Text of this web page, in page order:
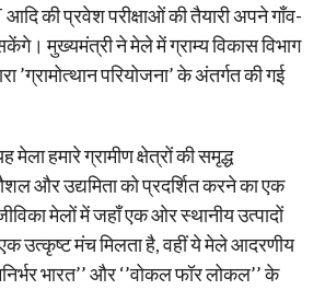
की प्रवेश परीक्षाओं की तैयारी अपने गाँव-
मुख्यमंत्री ने मेले में ग्राम्य विकास विभाग
’ग्रामोत्थान परियोजना’ के अंतर्गत की गई
हमारे ग्रामीण क्षेत्रों की समृद्ध
और उद्यमिता को प्रदर्शित करने का एक
मेलों में जहाँ एक ओर स्थानीय उत्पादों
उत्कृष्ट मंच मिलता है, वहीं ये मेले आदरणीय
भारत’’ और ‘’वोकल फॉर लोकल’’ के